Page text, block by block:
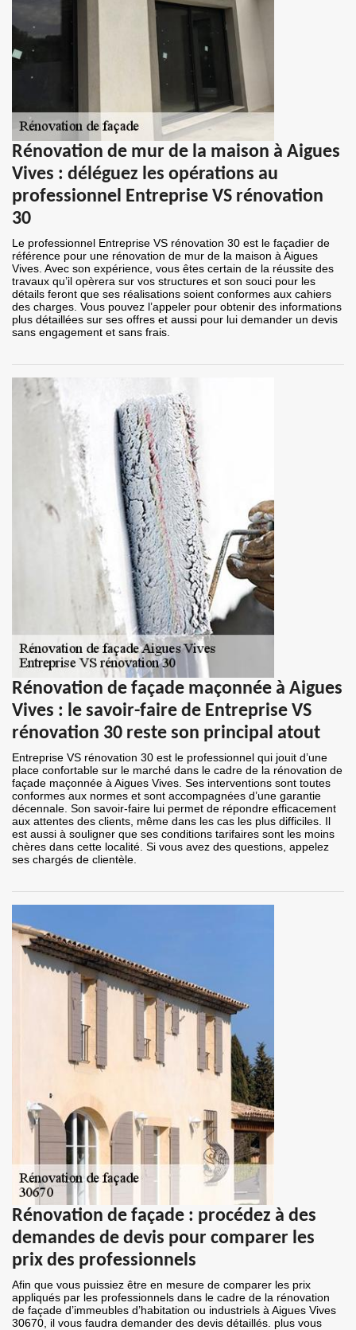
Rénovation de mur de la maison à Aigues
Vives : déléguez les opérations au
professionnel Entreprise VS rénovation
30
Le professionnel Entreprise VS rénovation 30 est le façadier de
référence pour une rénovation de mur de la maison à Aigues
Vives. Avec son expérience, vous êtes certain de la réussite des
travaux qu’il opèrera sur vos structures et son souci pour les
détails feront que ses réalisations soient conformes aux cahiers
des charges. Vous pouvez l’appeler pour obtenir des informations
plus détaillées sur ses offres et aussi pour lui demander un devis
sans engagement et sans frais.
Rénovation de façade maçonnée à Aigues
Vives : le savoir-faire de Entreprise VS
rénovation 30 reste son principal atout
Entreprise VS rénovation 30 est le professionnel qui jouit d’une
place confortable sur le marché dans le cadre de la rénovation de
façade maçonnée à Aigues Vives. Ses interventions sont toutes
conformes aux normes et sont accompagnées d’une garantie
décennale. Son savoir-faire lui permet de répondre efficacement
aux attentes des clients, même dans les cas les plus difficiles. Il
est aussi à souligner que ses conditions tarifaires sont les moins
chères dans cette localité. Si vous avez des questions, appelez
ses chargés de clientèle.
Rénovation de façade : procédez à des
demandes de devis pour comparer les
prix des professionnels
Afin que vous puissiez être en mesure de comparer les prix
appliqués par les professionnels dans le cadre de la rénovation
de façade d’immeubles d’habitation ou industriels à Aigues Vives
30670, il vous faudra demander des devis détaillés. plus vous